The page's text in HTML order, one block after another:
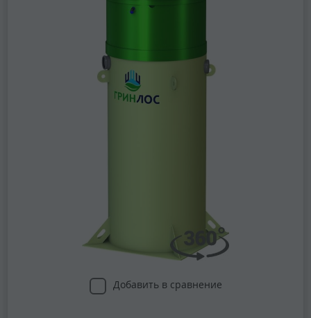
Добавить в сравнение